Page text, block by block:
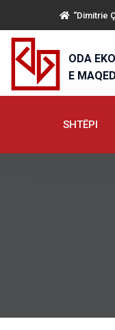
“Dimitrie
ODA
E
SHTËPI